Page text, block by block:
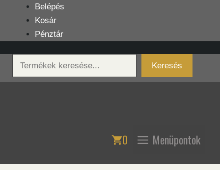
tartalomba
Belépés
Kosár
Pénztár
Keresés
Keresés
0 Menüpontok